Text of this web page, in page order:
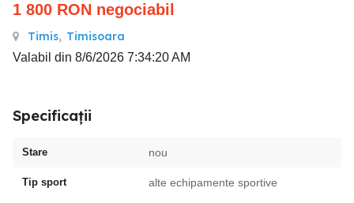
1 800 RON negociabil
Timis, Timisoara
Valabil din 8/6/2026 7:34:20 AM
Specificații
Stare nou
Tip sport alte echipamente sportive